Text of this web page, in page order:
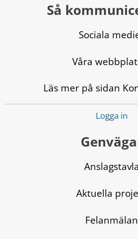
Så
Sociala
Våra
Läs mer på sidan
Logga in
Anslagstavla
Aktuella
Felanmälan